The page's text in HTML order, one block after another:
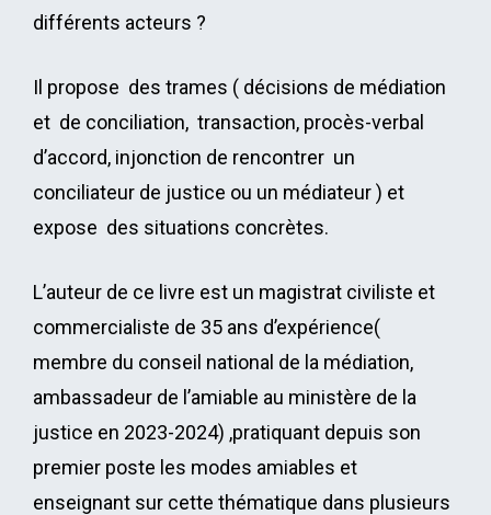
différents acteurs ?
Il propose des trames ( décisions de médiation
et de conciliation, transaction, procès-verbal
d’accord, injonction de rencontrer un
conciliateur de justice ou un médiateur ) et
expose des situations concrètes.
L’auteur de ce livre est un magistrat civiliste et
commercialiste de 35 ans d’expérience(
membre du conseil national de la médiation,
ambassadeur de l’amiable au ministère de la
justice en 2023-2024) ,pratiquant depuis son
premier poste les modes amiables et
enseignant sur cette thématique dans plusieurs